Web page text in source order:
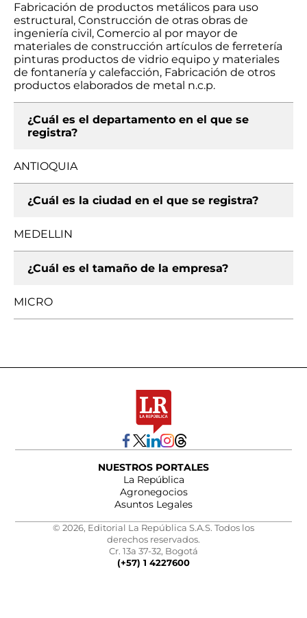
Fabricación de productos metálicos para uso
estructural, Construcción de otras obras de
ingeniería civil, Comercio al por mayor de
materiales de construcción artículos de ferretería
pinturas productos de vidrio equipo y materiales
de fontanería y calefacción, Fabricación de otros
productos elaborados de metal n.c.p.
¿Cuál es el departamento en el que se
registra?
ANTIOQUIA
¿Cuál es la ciudad en el que se registra?
MEDELLIN
¿Cuál es el tamaño de la empresa?
MICRO
NUESTROS PORTALES
La República
Agronegocios
Asuntos Legales
© 2026, Editorial La República S.A.S. Todos los
derechos reservados.
Cr. 13a 37-32, Bogotá
(+57) 1 4227600